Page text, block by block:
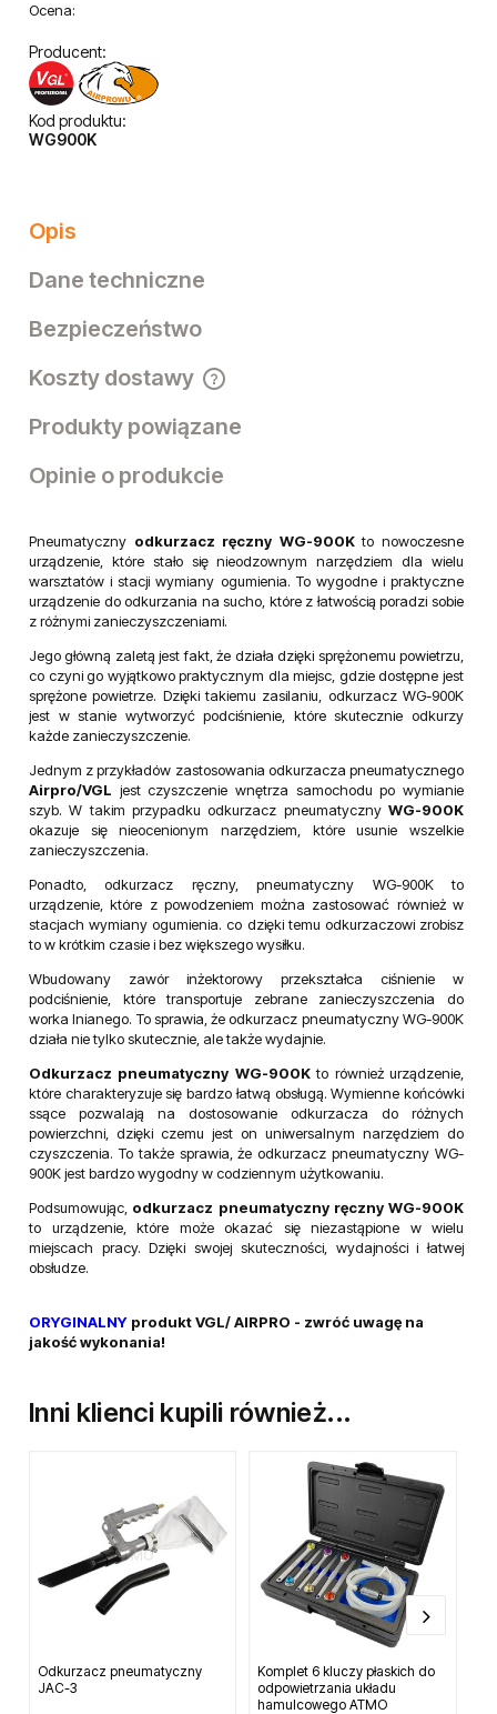
Ocena:
Producent:
Kod produktu:
WG900K
Opis
Dane techniczne
Bezpieczeństwo
Koszty dostawy
Cena nie zawiera ewentualnych kosztów płatności
Produkty powiązane
Opinie o produkcie
Pneumatyczny odkurzacz ręczny WG-900Kto nowoczesne
urządzenie, które stało się nieodzownym narzędziem dla wielu
warsztatów i stacji wymiany ogumienia. To wygodne i praktyczne
urządzenie do odkurzania na sucho, które z łatwością poradzi sobie
z różnymi zanieczyszczeniami.
Jego główną zaletą jest fakt, że działa dzięki sprężonemu powietrzu,
co czyni go wyjątkowo praktycznym dla miejsc, gdzie dostępne jest
sprężone powietrze. Dzięki takiemu zasilaniu, odkurzacz WG-900K
jest w stanie wytworzyć podciśnienie, które skutecznie odkurzy
każde zanieczyszczenie.
Jednym z przykładów zastosowania odkurzacza pneumatycznego
Airpro/VGL jest czyszczenie wnętrza samochodu po wymianie
szyb. W takim przypadku odkurzacz pneumatycznyWG-900K
okazuje się nieocenionym narzędziem, które usunie wszelkie
zanieczyszczenia.
Ponadto, odkurzacz ręczny, pneumatyczny WG-900K to
urządzenie, które z powodzeniem można zastosować również w
stacjach wymiany ogumienia. co dzięki temu odkurzaczowi zrobisz
to w krótkim czasie i bez większego wysiłku.
Wbudowany zawór inżektorowy przekształca ciśnienie w
podciśnienie, które transportuje zebrane zanieczyszczenia do
worka lnianego. To sprawia, że odkurzacz pneumatyczny WG-900K
działa nie tylko skutecznie, ale także wydajnie.
Odkurzacz pneumatyczny WG-900Kto również urządzenie,
które charakteryzuje się bardzo łatwą obsługą. Wymienne końcówki
ssące pozwalają na dostosowanie odkurzacza do różnych
powierzchni, dzięki czemu jest on uniwersalnym narzędziem do
czyszczenia. To także sprawia, że odkurzacz pneumatyczny WG-
900K jest bardzo wygodny w codziennym użytkowaniu.
Podsumowując, odkurzacz pneumatyczny ręczny WG-900K
to urządzenie, które może okazać się niezastąpione w wielu
miejscach pracy. Dzięki swojej skuteczności, wydajności i łatwej
obsłudze.
ORYGINALNY produkt VGL/ AIRPRO - zwróć uwagę na
jakość wykonania!
Inni klienci kupili również...
Odkurzacz pneumatyczny
JAC-3
Komplet 6 kluczy płaskich do
odpowietrzania układu
hamulcowego ATMO